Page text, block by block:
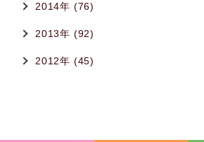
2014年 (76)
2013年 (92)
2012年 (45)